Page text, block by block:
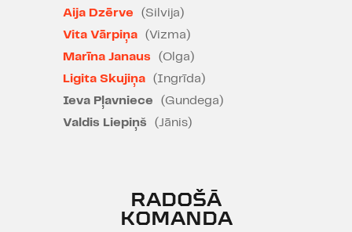
atdzīvināt.
Iestudējumu atbalsta Valsts
Kultūrkapitāla fonds
Aija Dzērve
(Silvija)
Vita Vārpiņa
(Vizma)
Marīna Janaus
(Olga)
Ligita Skujiņa
(Ingrīda)
Ieva Pļavniece
(Gundega)
Valdis Liepiņš
(Jānis)
RADOŠĀ
KOMANDA